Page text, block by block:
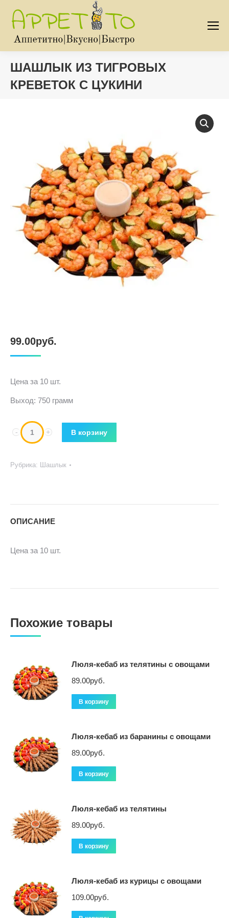
ШАШЛЫК ИЗ ТИГРОВЫХ
КРЕВЕТОК С ЦУКИНИ
99.00руб.
Цена за 10 шт.
Выход: 750 грамм
В корзину
Рубрика: Шашлык
ОПИСАНИЕ
Цена за 10 шт.
Похожие товары
Люля-кебаб из телятины с овощами
89.00руб.
В корзину
Люля-кебаб из баранины с овощами
89.00руб.
В корзину
Люля-кебаб из телятины
89.00руб.
В корзину
Люля-кебаб из курицы с овощами
109.00руб.